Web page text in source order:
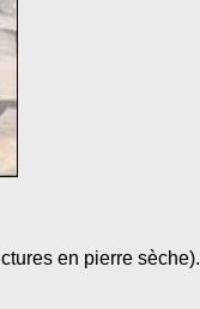
en pierre sèche).